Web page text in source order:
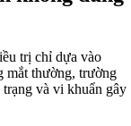
trị chỉ dựa vào
mắt thường, trường
và vi khuẩn gây